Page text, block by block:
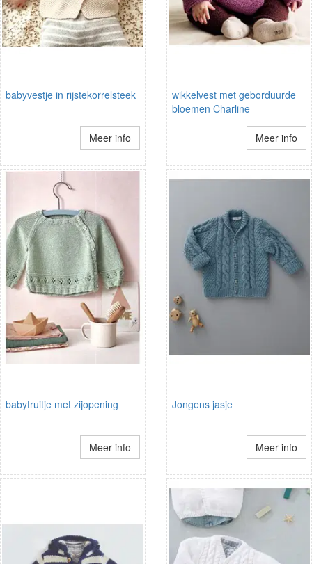
babyvestje in rijstekorrelsteek
Meer info
wikkelvest met geborduurde
bloemen Charline
Meer info
babytruitje met zijopening
Meer info
Jongens jasje
Meer info